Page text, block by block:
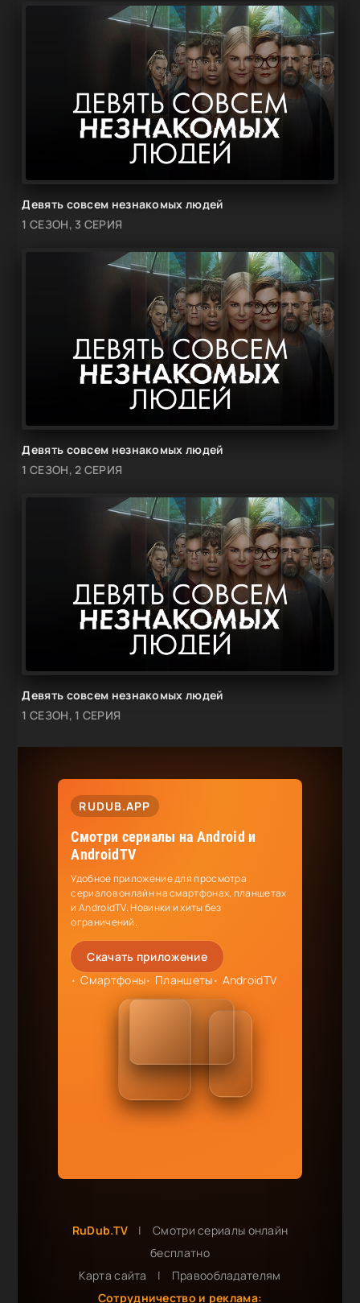
Девять совсем незнакомых людей
1 СЕЗОН, 3 СЕРИЯ
Девять совсем незнакомых людей
1 СЕЗОН, 2 СЕРИЯ
Девять совсем незнакомых людей
1 СЕЗОН, 1 СЕРИЯ
RUDUB.APP
Смотри сериалы на Android и
AndroidTV
Удобное приложение для просмотра
сериалов онлайн на смартфонах, планшетах
и AndroidTV. Новинки и хиты без
ограничений.
Скачать приложение
Смартфоны
Планшеты AndroidTV
RuDub.TV |
Смотри сериалы онлайн
бесплатно
Карта сайта
|
Правообладателям
Сотрудничество и реклама: